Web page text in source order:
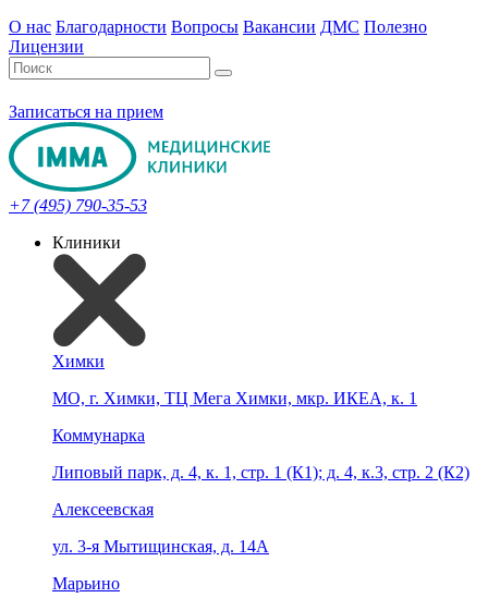
О нас Благодарности Вопросы Вакансии ДМС Полезно
Лицензии
Записаться на прием
+7 (495) 790-35-53
Клиники
Химки
МО, г. Химки, ТЦ Мега Химки, мкр. ИКЕА, к. 1
Коммунарка
Липовый парк, д. 4, к. 1, стр. 1 (К1); д. 4, к.3, стр. 2 (К2)
Алексеевская
ул. 3-я Мытищинская, д. 14А
Марьино